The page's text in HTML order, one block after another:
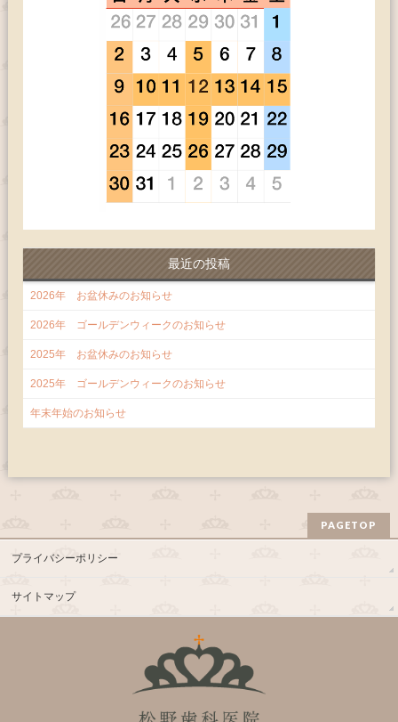
最近の投稿
2026年 お盆休みのお知らせ
2026年 ゴールデンウィークのお知らせ
2025年 お盆休みのお知らせ
2025年 ゴールデンウィークのお知らせ
年末年始のお知らせ
PAGETOP
プライバシーポリシー
サイトマップ